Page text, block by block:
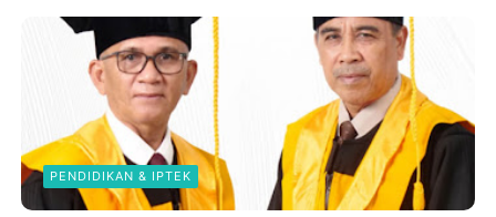
PENDIDIKAN & IPTEK